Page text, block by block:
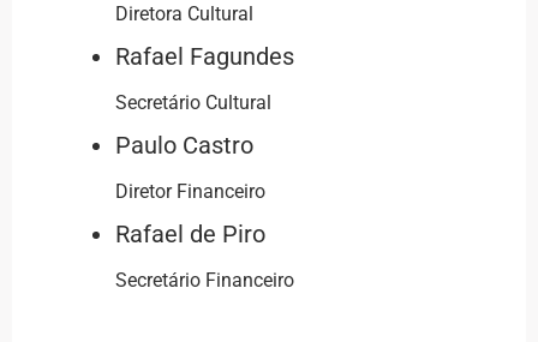
Diretora Cultural
Rafael Fagundes
Secretário Cultural
Paulo Castro
Diretor Financeiro
Rafael de Piro
Secretário Financeiro